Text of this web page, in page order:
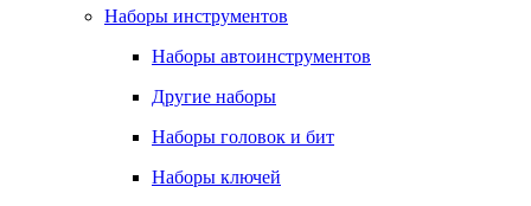
Наборы инструментов
Наборы автоинструментов
Другие наборы
Наборы головок и бит
Наборы ключей